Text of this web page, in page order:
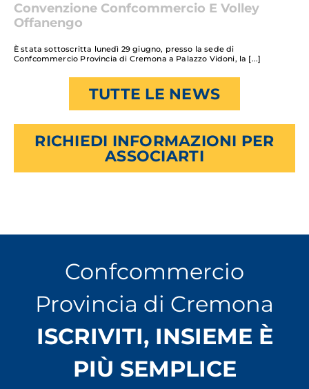
Convenzione Confcommercio E Volley
Offanengo
È stata sottoscritta lunedì 29 giugno, presso la sede di
Confcommercio Provincia di Cremona a Palazzo Vidoni, la
TUTTE LE NEWS
RICHIEDI INFORMAZIONI PER
ASSOCIARTI
Confcommercio
Provincia di Cremona
ISCRIVITI, INSIEME È
PIÙ SEMPLICE